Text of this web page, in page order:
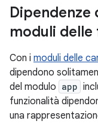
moduli delle
Con i moduli delle
dipendono
del modulo app
funzionalità
una